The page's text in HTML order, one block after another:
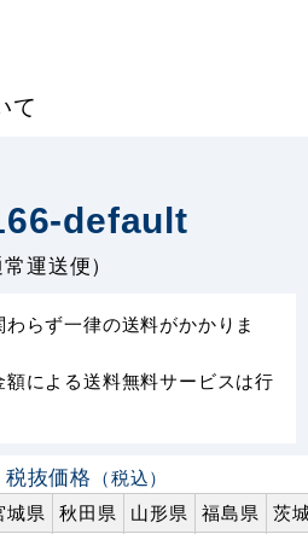
て
default
常運送便）
らず一律の送料がかかりま
による送料無料サービスは行
税抜価格 （税込）
城県 秋田県 山形県 福島県 茨